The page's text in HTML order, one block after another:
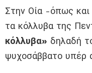
Στην Οία -όπως
τα κόλλυβα της
κόλλυβα» δηλαδή
ψυχοσάββατο υπέρ